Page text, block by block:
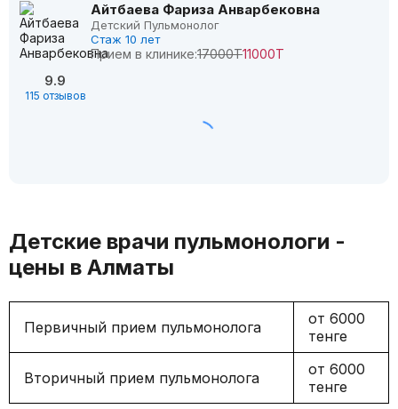
9.9
115 отзывов
Айтбаева Фариза Анварбековна
Детский Пульмонолог
Стаж 10 лет
Прием в клинике:17000Т11000Т
Детские врачи пульмонологи -
цены в Алматы
Первичный прием пульмонолога
от 6000
тенге
Вторичный прием пульмонолога
от 6000
тенге